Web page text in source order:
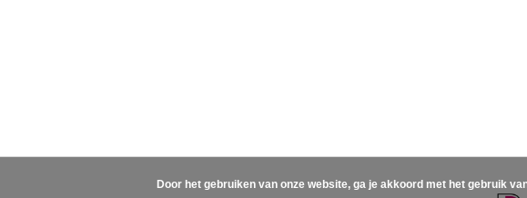
Door het gebruiken van onze website, ga je akkoord met het gebruik